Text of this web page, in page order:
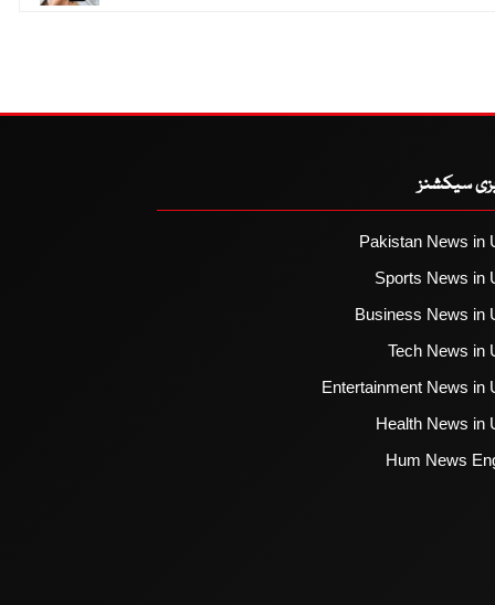
سیکشنز
Pakistan News in
Sports News in
Business News in
Tech News in
Entertainment News in
Health News in
Hum News